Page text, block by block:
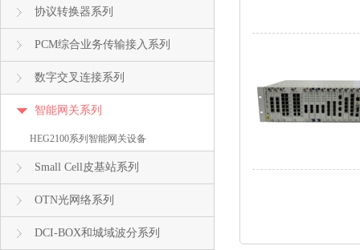
协议转换器系列
PCM综合业务传输接入系列
数字交叉连接系列
智能网关系列
HEG2100系列智能网关设备
Small Cell皮基站系列
OTN光网络系列
DCI-BOX和城域波分系列